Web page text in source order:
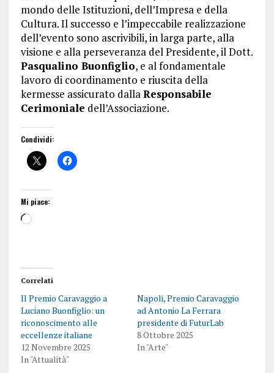
mondo delle Istituzioni, dell’Impresa e della
Cultura. Il successo e l’impeccabile realizzazione
dell’evento sono ascrivibili, in larga parte, alla
visione e alla perseveranza del Presidente, il Dott.
Pasqualino Buonfiglio, e al fondamentale
lavoro di coordinamento e riuscita della
kermesse assicurato dallaResponsabile
Cerimoniale dell’Associazione.
Condividi:
Mi piace:
Correlati
Il Premio Caravaggio a
Luciano Buonfiglio: un
riconoscimento alle
eccellenze italiane
12 Novembre 2025
In "Attualità"
Napoli, Premio Caravaggio
ad Antonio La Ferrara
presidente di FuturLab
8 Ottobre 2025
In "Arte"